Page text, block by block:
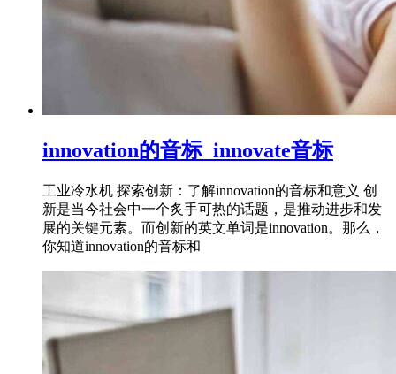
innovation的音标_innovate音标
工业冷水机 探索创新：了解innovation的音标和意义 创
新是当今社会中一个炙手可热的话题，是推动进步和发
展的关键元素。而创新的英文单词是innovation。那么，
你知道innovation的音标和